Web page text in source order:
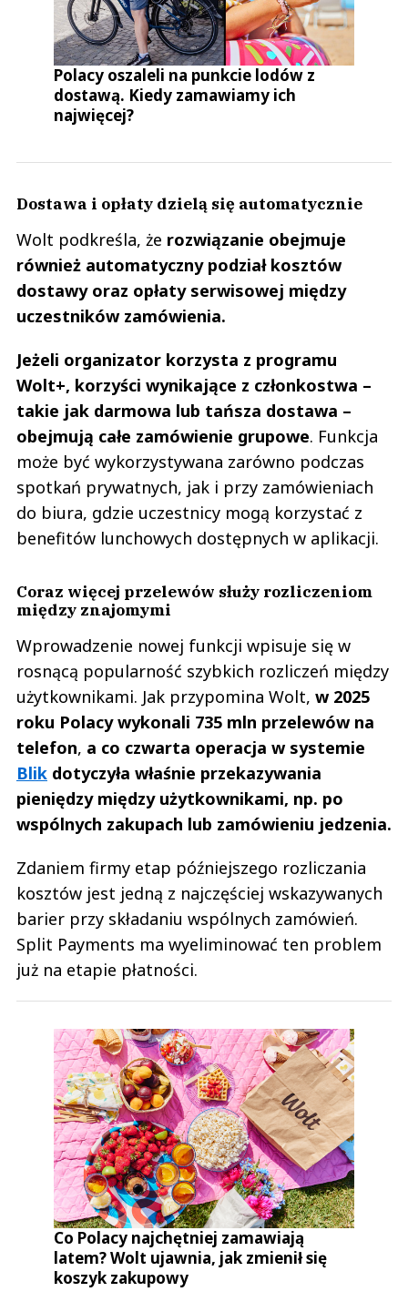
Polacy oszaleli na punkcie lodów z
dostawą. Kiedy zamawiamy ich
najwięcej?
Dostawa i opłaty dzielą się automatycznie
Wolt podkreśla, że rozwiązanie obejmuje
również automatyczny podział kosztów
dostawy oraz opłaty serwisowej między
uczestników zamówienia.
Jeżeli organizator korzysta z programu
Wolt+, korzyści wynikające z członkostwa –
takie jak darmowa lub tańsza dostawa –
obejmują całe zamówienie grupowe. Funkcja
może być wykorzystywana zarówno podczas
spotkań prywatnych, jak i przy zamówieniach
do biura, gdzie uczestnicy mogą korzystać z
benefitów lunchowych dostępnych w aplikacji.
Coraz więcej przelewów służy rozliczeniom
między znajomymi
Wprowadzenie nowej funkcji wpisuje się w
rosnącą popularność szybkich rozliczeń między
użytkownikami. Jak przypomina Wolt, w 2025
roku Polacy wykonali 735 mln przelewów na
telefon, a co czwarta operacja w systemie
Blik dotyczyła właśnie przekazywania
pieniędzy między użytkownikami, np. po
wspólnych zakupach lub zamówieniu jedzenia.
Zdaniem firmy etap późniejszego rozliczania
kosztów jest jedną z najczęściej wskazywanych
barier przy składaniu wspólnych zamówień.
Split Payments ma wyeliminować ten problem
już na etapie płatności.
Co Polacy najchętniej zamawiają
latem? Wolt ujawnia, jak zmienił się
koszyk zakupowy